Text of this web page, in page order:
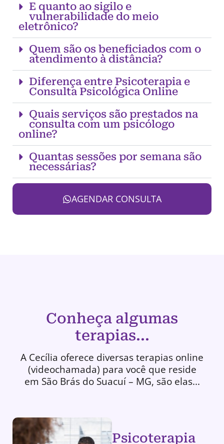
E quanto ao sigilo e
vulnerabilidade do meio
eletrônico?
Quem são os beneficiados com o
atendimento à distância?
Diferença entre Psicoterapia e
Consulta Psicológica Online
Quais serviços são prestados na
consulta com um psicólogo
online?
Quantas sessões por semana são
necessárias?
AGENDAR CONSULTA
Conheça algumas
terapias...
A Cecília oferece diversas terapias online
(videochamada) para você que reside
em São Brás do Suacuí – MG, são elas...
Psicoterapia